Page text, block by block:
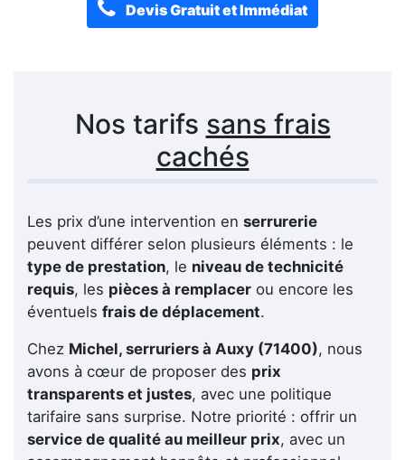
Devis Gratuit et Immédiat
Nos tarifs sans frais
cachés
Les prix d’une intervention en serrurerie
peuvent différer selon plusieurs éléments : le
type de prestation, le niveau de technicité
requis, les pièces à remplacer ou encore les
éventuels frais de déplacement.
Chez Michel, serruriers à Auxy (71400), nous
avons à cœur de proposer des prix
transparents et justes, avec une politique
tarifaire sans surprise. Notre priorité : offrir un
service de qualité au meilleur prix, avec un